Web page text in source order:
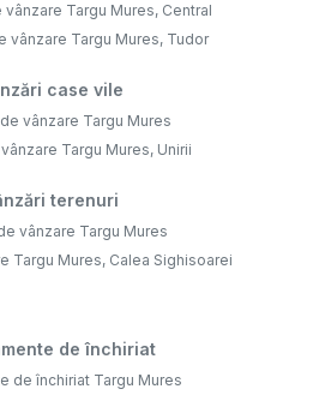
Targu Mures, Central
vânzare Targu Mures, Tudor
case vile
vânzare Targu Mures
Targu Mures, Unirii
terenuri
vânzare Targu Mures
Targu Mures, Calea Sighisoarei
de închiriat
de închiriat Targu Mures